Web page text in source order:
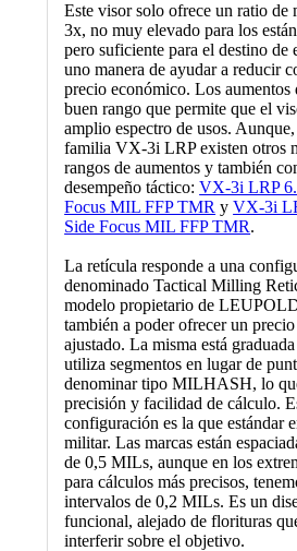
Este visor solo ofrece un ratio de
3x, no muy elevado para los
pero suficiente para el destino de
uno manera de ayudar a reducir
precio económico. Los aumentos
buen rango que permite que el
amplio espectro de usos.
familia VX-3i LRP existen otros
rangos de aumentos y también
desempeño táctico:VX-3i LRP
Focus MIL FFP TMR yVX-3i
Side Focus MIL FFP TMR.
La retícula responde a una
denominado Tactical Milling
modelo propietario de
también a poder ofrecer un
ajustado. La misma está
utiliza segmentos en lugar de
denominar tipo MILHASH, lo
precisión y facilidad de cálculo.
configuración es la que estándar
militar. Las marcas están
de 0,5 MILs, aunque en los
para cálculos más precisos,
intervalos de 0,2 MILs. Es un
funcional, alejado de florituras
interferir sobre el objetivo.